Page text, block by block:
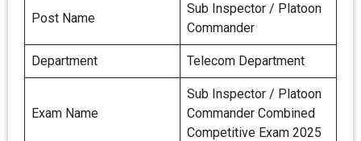
Post Name
Sub Inspector / Platoon
Commander
Department Telecom Department
Exam Name
Sub Inspector / Platoon
Commander Combined
Competitive Exam 2025